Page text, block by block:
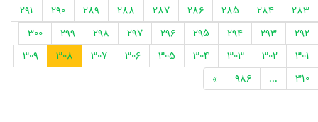
283
284
285
286
287
288
289
290
291
292
293
294
295
296
297
298
299
300
301
302
303
304
305
306
307
308
309
310
...
986
»